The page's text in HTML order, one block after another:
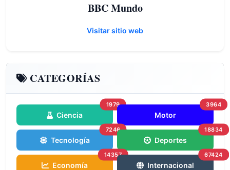
BBC Mundo
Visitar sitio web
CATEGORÍAS
Ciencia
1979
Motor
3964
Tecnología
7246
Deportes
18834
Economía
14357
Internacional
67424